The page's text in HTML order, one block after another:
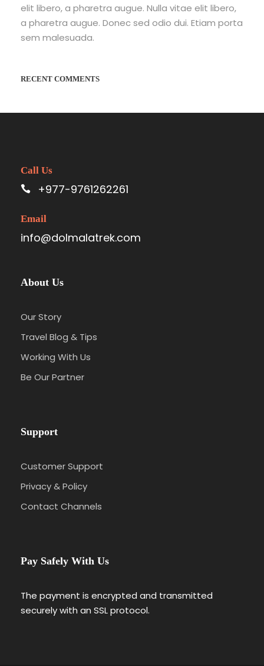
elit libero, a pharetra augue. Nulla vitae elit libero,
a pharetra augue. Donec sed odio dui. Etiam porta
sem malesuada.
RECENT COMMENTS
Call Us
+977-9761262261
Email
info@dolmalatrek.com
About Us
Our Story
Travel Blog & Tips
Working With Us
Be Our Partner
Support
Customer Support
Privacy & Policy
Contact Channels
Pay Safely With Us
The payment is encrypted and transmitted
securely with an SSL protocol.